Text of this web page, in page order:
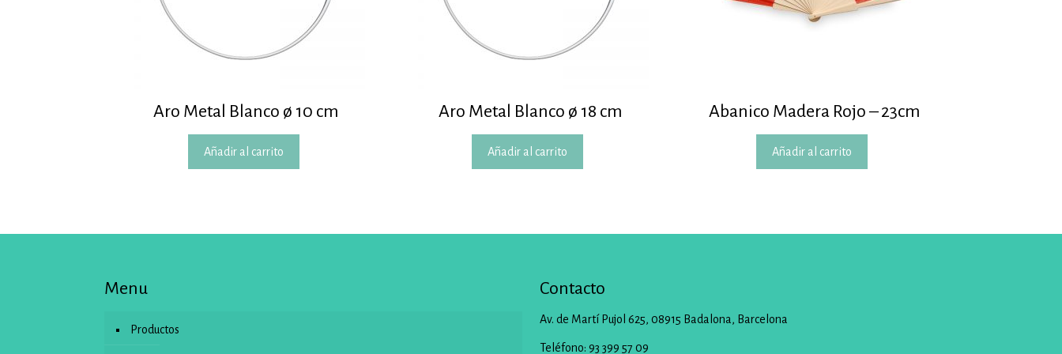
Aro Metal Blanco ø 10 cm
Añadir al carrito
Aro Metal Blanco ø 18 cm
Añadir al carrito
Abanico Madera Rojo – 23cm
Añadir al carrito
Menu
Productos
Contacto
Av. de Martí Pujol 625, 08915 Badalona, Barcelona
Teléfono: 93 399 57 09